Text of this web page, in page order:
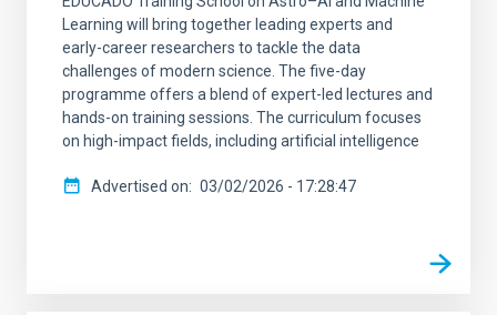
Learning will bring together leading experts and
early-career researchers to tackle the data
challenges of modern science. The five-day
programme offers a blend of expert-led lectures and
hands-on training sessions. The curriculum focuses
on high-impact fields, including artificial intelligence
Advertised on 03/02/2026 - 17:28:47